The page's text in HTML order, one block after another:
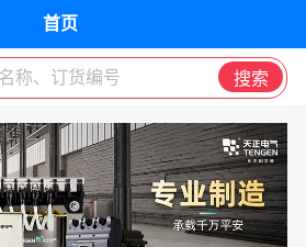
首页
称、订货编号 搜索